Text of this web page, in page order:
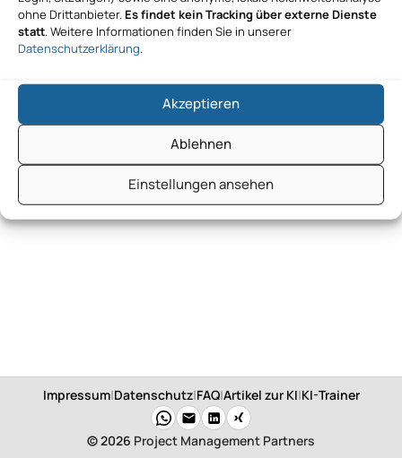
ohne Drittanbieter. Es findet kein Tracking über externe Dienste
statt. Weitere Informationen finden Sie in unserer
Datenschutzerklärung.
Akzeptieren
Ablehnen
Einstellungen ansehen
Consileon Business Consultancy GmbH
Impressum|Datenschutz|FAQ|Artikel zur KI|KI-Trainer
© 2026 Project Management Partners